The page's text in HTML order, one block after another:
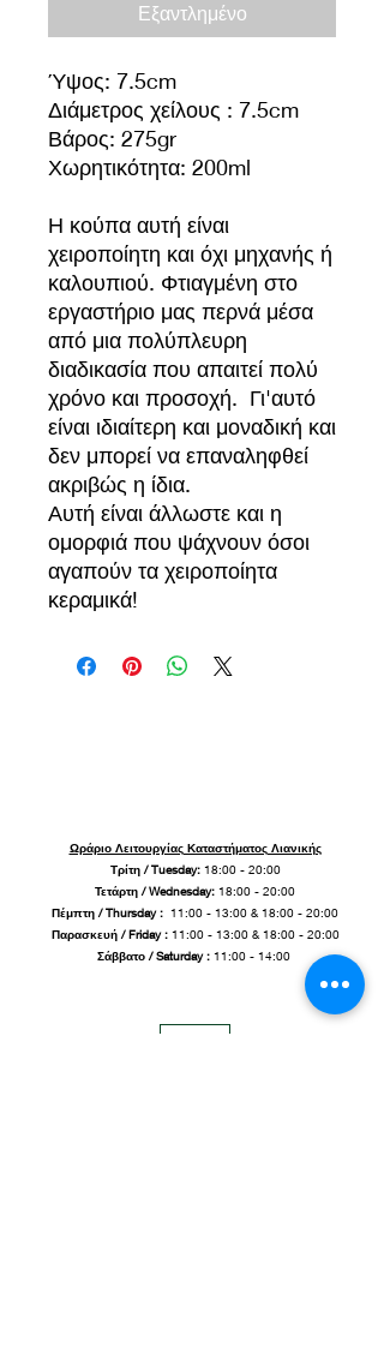
Εξαντλημένο
Ύψος: 7.5cm
Διάμετρος χείλους : 7.5cm
Βάρος: 275gr
Χωρητικότητα: 200ml
Η κούπα αυτή είναι
χειροποίητη και όχι μηχανής ή
καλουπιού. Φτιαγμένη στο
εργαστήριο μας περνά μέσα
από μια πολύπλευρη
διαδικασία που απαιτεί πολύ
χρόνο και προσοχή. Γι'αυτό
είναι ιδιαίτερη και μοναδική και
δεν μπορεί να επαναληφθεί
ακριβώς η ίδια.
Αυτή είναι άλλωστε και η
ομορφιά που ψάχνουν όσοι
αγαπούν τα χειροποίητα
κεραμικά!
Ωράριο Λειτουργίας Καταστήματος Λιανικής
Τρίτη / Tuesday: 18:00 - 20:00
Τετάρτη / Wednesday: 18:00 - 20:00
Πέμπτη / Thursday : 11:00 - 13:00 & 18:00 - 20:00
Παρασκευή / Friday: 11:00 - 13:00 & 18:00 - 20:00
Σάββατο / Saturday :11:00 - 14:00